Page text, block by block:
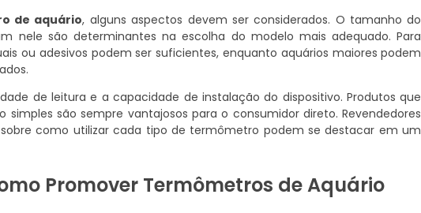
de aquário, alguns aspectos devem ser considerados. O tamanho do
nele são determinantes na escolha do modelo mais adequado. Para
ou adesivos podem ser suficientes, enquanto aquários maiores podem
de leitura e a capacidade de instalação do dispositivo. Produtos que
são sempre vantajosos para o consumidor direto. Revendedores
como utilizar cada tipo de termômetro podem se destacar em um
Promover Termômetros de Aquário